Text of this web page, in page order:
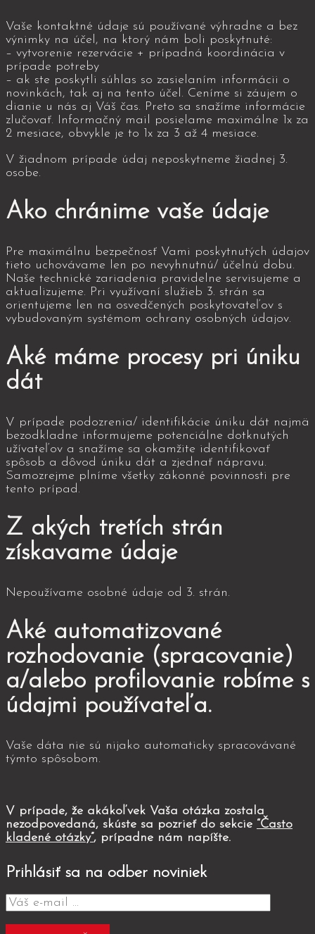
Vaše kontaktné údaje sú používané výhradne a bez
výnimky na účel, na ktorý nám boli poskytnuté:
– vytvorenie rezervácie + prípadná koordinácia v
prípade potreby
– ak ste poskytli súhlas so zasielaním informácii o
novinkách, tak aj na tento účel. Ceníme si záujem o
dianie u nás aj Váš čas. Preto sa snažíme informácie
zlučovať. Informačný mail posielame maximálne 1x za
2 mesiace, obvykle je to 1x za 3 až 4 mesiace.
V žiadnom prípade údaj neposkytneme žiadnej 3.
osobe.
Ako chránime vaše údaje
Pre maximálnu bezpečnosť Vami poskytnutých údajov
tieto uchovávame len po nevyhnutnú/ účelnú dobu.
Naše technické zariadenia pravidelne servisujeme a
aktualizujeme. Pri využívaní služieb 3. strán sa
orientujeme len na osvedčených poskytovateľov s
vybudovaným systémom ochrany osobných údajov.
Aké máme procesy pri úniku
dát
V prípade podozrenia/ identifikácie úniku dát najmä
bezodkladne informujeme potenciálne dotknutých
užívateľov a snažíme sa okamžite identifikovať
spôsob a dôvod úniku dát a zjednať nápravu.
Samozrejme plníme všetky zákonné povinnosti pre
tento prípad.
Z akých tretích strán
získavame údaje
Nepoužívame osobné údaje od 3. strán.
Aké automatizované
rozhodovanie (spracovanie)
a/alebo profilovanie robíme s
údajmi používateľa.
Vaše dáta nie sú nijako automaticky spracovávané
týmto spôsobom.
V prípade, že akákoľvek Vaša otázka zostala
nezodpovedaná, skúste sa pozrieť do sekcie “Často
kladené otázky”, prípadne nám napíšte.
Prihlásiť sa na odber noviniek